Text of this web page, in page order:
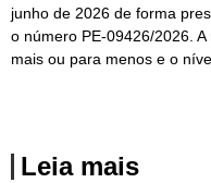
junho de 2026 de forma
o número PE-09426/2026.
mais ou para menos e o
Leia mais